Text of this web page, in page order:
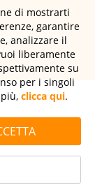
reserved -
di mostrarti
garantire
analizzare il
liberamente
su
per i singoli
clicca qui.